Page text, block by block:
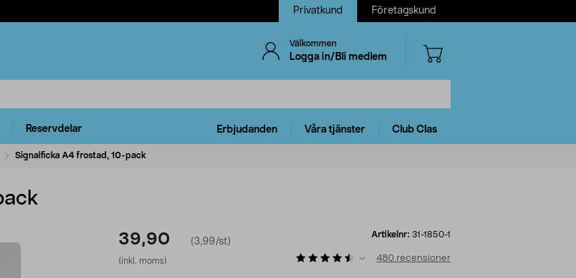
Privatkund Företagskund
Välkommen
Logga in/Bli medlem
Reservdelar Erbjudanden Våra tjänster Club Clas
Signalficka A4 frostad, 10-pack
39,90 (3,99/st)
(inkl. moms)
Artikelnr: 31-1850-1
480 recensioner